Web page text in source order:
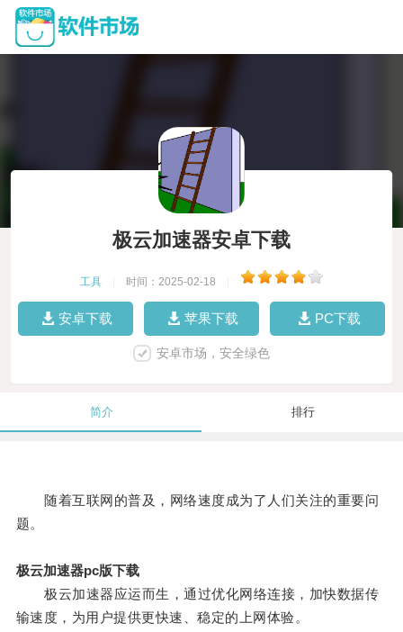
极云加速器安卓下载
工具 时间：2025-02-18
安卓下载 苹果下载 PC下载
安卓市场，安全绿色
简介 排行
随着互联网的普及，网络速度成为了人们关注的重要问
题。
极云加速器pc版下载
极云加速器应运而生，通过优化网络连接，加快数据传
输速度，为用户提供更快速、稳定的上网体验。